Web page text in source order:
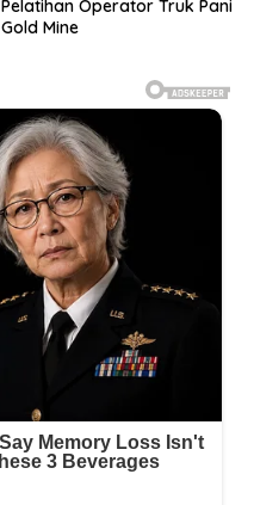
Pelatihan Operator Truk Pani
Gold Mine